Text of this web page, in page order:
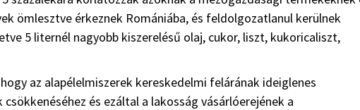
ömlesztve érkeznek Romániába, és feldolgozatlanul kerülnek
5 liternél nagyobb kiszerelésű olaj, cukor, liszt, kukoricaliszt,
az alapélelmiszerek kereskedelmi felárának ideiglenes
és ezáltal a lakosság vásárlóerejének a